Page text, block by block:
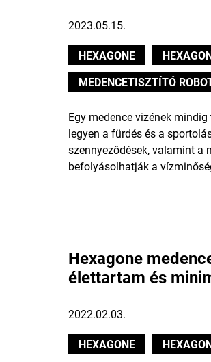
2023.05.15.
HEXAGONE
MEDENCETISZTÍTÓ
Egy medence vizének
legyen a fürdés és a
szennyeződések, valamint a
befolyásolhatják a
Hexagone
élettartam és
2022.02.03.
HEXAGONE